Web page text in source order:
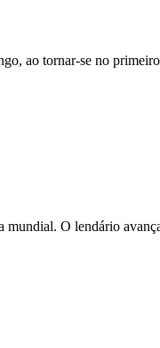
ao tornar-se no
O lendário